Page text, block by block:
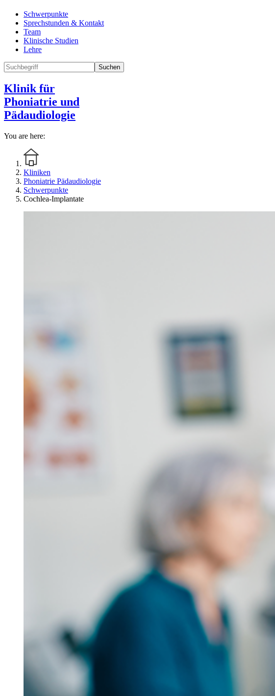
Schwerpunkte
Sprechstunden & Kontakt
Team
Klinische Studien
Lehre
Suchen
Klinik für
Phoniatrie und
Pädaudiologie
You are here:
Kliniken
Phoniatrie Pädaudiologie
Schwerpunkte
Cochlea-Implantate